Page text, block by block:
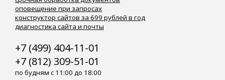
оповещение при запросах
конструктор сайтов за 699 рублей в год
диагностика сайта и почты
+7 (499) 404-11-01
+7 (812) 309-51-01
по будням с 11:00 до 18:00